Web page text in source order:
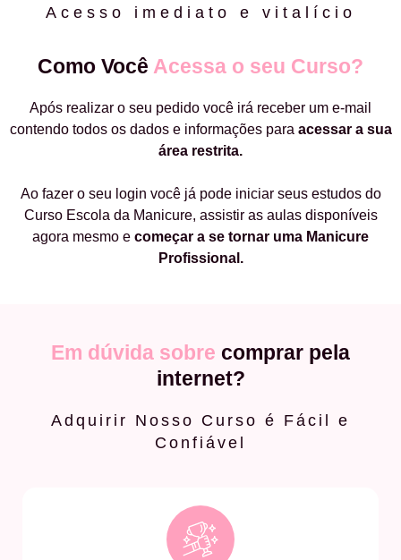
Acesso imediato e vitalício
Como Você Acessa o seu Curso?
Após realizar o seu pedido você irá receber um e-mail
contendo todos os dados e informações para acessar a sua
área restrita.
Ao fazer o seu login você já pode iniciar seus estudos do
Curso Escola da Manicure, assistir as aulas disponíveis
agora mesmo e começar a se tornar uma Manicure
Profissional.
Em dúvida sobre comprar pela
internet?
Adquirir Nosso Curso é Fácil e
Confiável